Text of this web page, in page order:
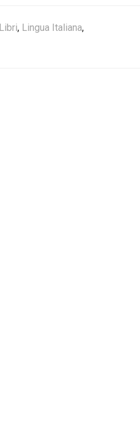
Libri, Lingua Italiana,